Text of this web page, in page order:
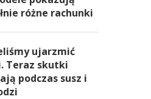
różne rachunki
ujarzmić
Teraz skutki
podczas susz i